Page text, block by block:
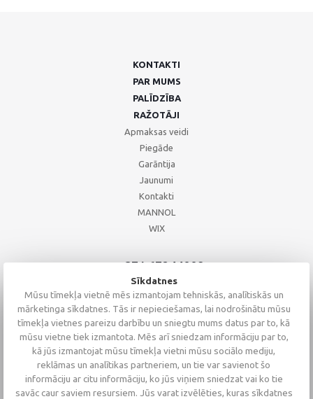
KONTAKTI
PAR MUMS
PALĪDZĪBA
RAŽOTĀJI
Apmaksas veidi
Piegāde
Garāntija
Jaunumi
Kontakti
MANNOL
WIX
+371 67244008
+371 67271055
+371 26002793
Sīkdatnes
Mūsu tīmekļa vietnē mēs izmantojam tehniskās, analītiskās un
mārketinga sīkdatnes. Tās ir nepieciešamas, lai nodrošinātu mūsu
tīmekļa vietnes pareizu darbību un sniegtu mums datus par to, kā
mūsu vietne tiek izmantota. Mēs arī sniedzam informāciju par to,
kā jūs izmantojat mūsu tīmekļa vietni mūsu sociālo mediju,
reklāmas un analītikas partneriem, un tie var savienot šo
informāciju ar citu informāciju, ko jūs viņiem sniedzat vai ko tie
savāc caur saviem resursiem. Jūs varat izvēlēties, kuras sīkdatnes